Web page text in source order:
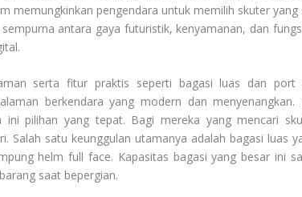
memungkinkan pengendara untuk memilih skuter
antara gaya futuristik, kenyamanan, dan
serta fitur praktis seperti bagasi luas dan port
berkendara yang modern dan
ini pilihan yang tepat. Bagi mereka yang mencari
Salah satu keunggulan utamanya adalah bagasi luas
helm full face. Kapasitas bagasi yang besar ini
saat bepergian.